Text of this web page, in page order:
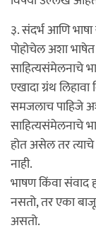
३. संदर्भ आणि
पोहोचेल अशा
साहित्यसंमेलनाचे
एखादा ग्रंथ
समजलाच पाहिजे
साहित्यसंमेलनाचे
होत असेल तर
नाही.
भाषण किंवा संवाद
नसतो, तर एका
असतो.